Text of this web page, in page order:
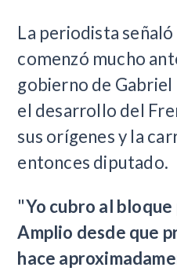
La periodista
comenzó mucho
gobierno de Gabriel
el desarrollo del
sus orígenes y la
entonces diputado.
"Yo cubro al
Amplio desde que
hace